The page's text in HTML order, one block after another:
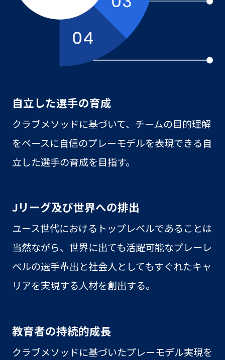
自立した選手の育成
クラブメソッドに基づいて、チームの目的理解
をベースに自信のプレーモデルを表現できる自
立した選手の育成を目指す。
Jリーグ及び世界への排出
ユース世代におけるトップレベルであることは
当然ながら、世界に出ても活躍可能なプレーレ
ベルの選手輩出と社会人としてもすぐれたキャ
リアを実現する人材を創出する。
教育者の持続的成長
クラブメソッドに基づいたプレーモデル実現を